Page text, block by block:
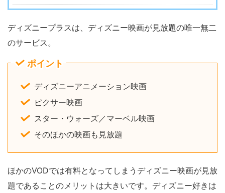
ディズニープラスは、ディズニー映画が見放題の唯一無二
のサービス。
ポイント
ディズニーアニメーション映画
ピクサー映画
スター・ウォーズ／マーベル映画
そのほかの映画も見放題
ほかのVODでは有料となってしまうディズニー映画が見放
題であることのメリットは大きいです。ディズニー好きは